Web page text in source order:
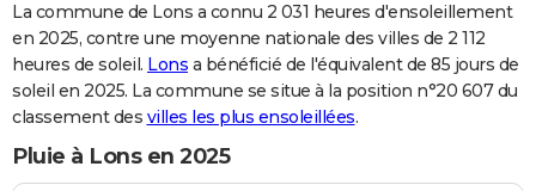
La commune de Lons a connu 2 031 heures d'ensoleillement
en 2025, contre une moyenne nationale des villes de 2 112
heures de soleil. Lons a bénéficié de l'équivalent de 85 jours de
soleil en 2025. La commune se situe à la position n°20 607 du
classement des villes les plus ensoleillées.
Pluie à Lons en 2025